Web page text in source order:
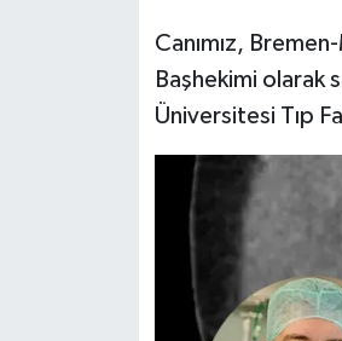
Canımız,
Başhekimi olarak
Üniversitesi Tıp